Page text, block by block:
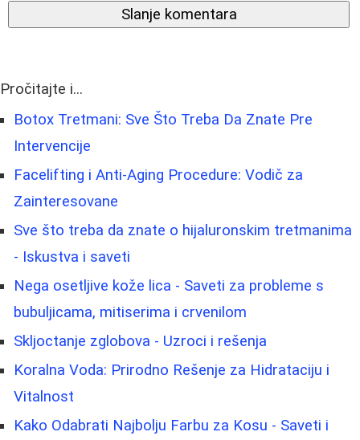
Slanje komentara
Pročitajte i...
Botox Tretmani: Sve Što Treba Da Znate Pre
Intervencije
Facelifting i Anti-Aging Procedure: Vodič za
Zainteresovane
Sve što treba da znate o hijaluronskim tretmanima
- Iskustva i saveti
Nega osetljive kože lica - Saveti za probleme s
bubuljicama, mitiserima i crvenilom
Skljoctanje zglobova - Uzroci i rešenja
Koralna Voda: Prirodno Rešenje za Hidrataciju i
Vitalnost
Kako Odabrati Najbolju Farbu za Kosu - Saveti i